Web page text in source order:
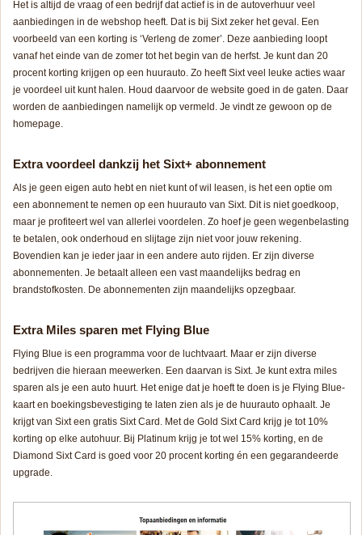
Het is altijd de vraag of een bedrijf dat actief is in de autoverhuur veel
aanbiedingen in de webshop heeft. Dat is bij Sixt zeker het geval. Een
voorbeeld van een korting is ‘Verleng de zomer’. Deze aanbieding loopt
vanaf het einde van de zomer tot het begin van de herfst. Je kunt dan 20
procent korting krijgen op een huurauto. Zo heeft Sixt veel leuke acties waar
je voordeel uit kunt halen. Houd daarvoor de website goed in de gaten. Daar
worden de aanbiedingen namelijk op vermeld. Je vindt ze gewoon op de
homepage.
Extra voordeel dankzij het Sixt+ abonnement
Als je geen eigen auto hebt en niet kunt of wil leasen, is het een optie om
een abonnement te nemen op een huurauto van Sixt. Dit is niet goedkoop,
maar je profiteert wel van allerlei voordelen. Zo hoef je geen wegenbelasting
te betalen, ook onderhoud en slijtage zijn niet voor jouw rekening.
Bovendien kan je ieder jaar in een andere auto rijden. Er zijn diverse
abonnementen. Je betaalt alleen een vast maandelijks bedrag en
brandstofkosten. De abonnementen zijn maandelijks opzegbaar.
Extra Miles sparen met Flying Blue
Flying Blue is een programma voor de luchtvaart. Maar er zijn diverse
bedrijven die hieraan meewerken. Een daarvan is Sixt. Je kunt extra miles
sparen als je een auto huurt. Het enige dat je hoeft te doen is je Flying Blue-
kaart en boekingsbevestiging te laten zien als je de huurauto ophaalt. Je
krijgt van Sixt een gratis Sixt Card. Met de Gold Sixt Card krijg je tot 10%
korting op elke autohuur. Bij Platinum krijg je tot wel 15% korting, en de
Diamond Sixt Card is goed voor 20 procent korting én een gegarandeerde
upgrade.